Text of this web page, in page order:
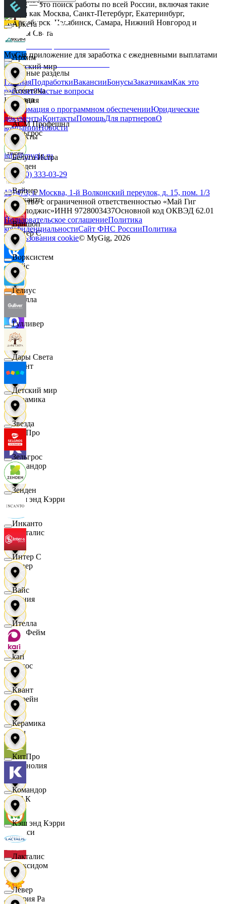
Дары Света
Детский мир
Звезда
Зельгрос
Зенден
Инканто
Интер С
Вайс
Ителла
kari
Квант
Керамика
КитПро
Командор
Кэш энд Кэрри
Лакталис
Левер
Линия
ЛисФейм
Логос
Лорейн
Луч
Магнолия
МАК
Макси
Максидом
Мария Ра
Аркета
Архим
Асептика
АСМ Профешнл
Белуга Истра
Вайнер
Ваншоп
Ворксистем
Гелиус
Гулливер
Дары Света
Детский мир
Звезда
Зельгрос
Зенден
Инканто
Интер С
Вайс
Ителла
kari
Квант
Керамика
КитПро
Командор
Кэш энд Кэрри
Лакталис
Левер
MyGig — это поиск работы по всей России, включая такие
города как Москва, Санкт-Петербург, Екатеринбург,
Новосибирск, Челябинск, Самара, Нижний Новгород и
другие.
MyGig приложение для заработка с ежедневными выплатами
Основные разделы
ГлавнаяПодработкиВакансииБонусыЗаказчикамКак это
работает?Частые вопросы
Компания
Информация о программном обеспеченииЮридические
документыКонтактыПомощьДля партнеровО
компанииНовости
Контакты
info@mygig.ru
+8 (800) 333-03-29
127473, г. Москва, 1-й Волконский переулок, д. 15, пом. 1/3
Общество с ограниченной ответственностью «Май Гиг
Технолоджис»ИНН 9728003437Основной код ОКВЭД 62.01
Пользовательское соглашениеПолитика
конфиденциальностиСайт ФНС РоссииПолитика
использования cookie© MyGig, 2026